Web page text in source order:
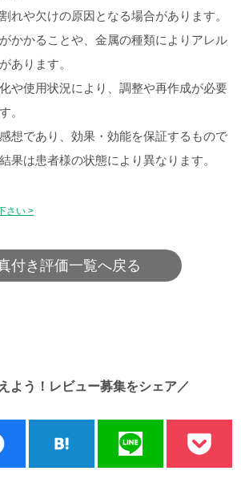
れや欠けの原因となる場合があります。
かかることや、金属の種類によりアレル
あります。
や使用状況により、調整や再作成が必要
。
想であり、効果・効能を保証するもので
果は患者様の状態により異なります。
さい >
付き評価一覧へ戻る
よう！レビュー募集をシェア／